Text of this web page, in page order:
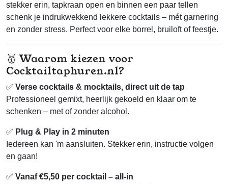
stekker erin, tapkraan open en binnen een paar tellen
schenk je indrukwekkend lekkere cocktails – mét garnering
en zonder stress. Perfect voor elke borrel, bruiloft of feestje.
🥇 Waarom kiezen voor
Cocktailtaphuren.nl?
✅ Verse cocktails & mocktails, direct uit de tap
Professioneel gemixt, heerlijk gekoeld en klaar om te
schenken – met of zonder alcohol.
✅ Plug & Play in 2 minuten
Iedereen kan 'm aansluiten. Stekker erin, instructie volgen
en gaan!
✅ Vanaf €5,50 per cocktail – all-in